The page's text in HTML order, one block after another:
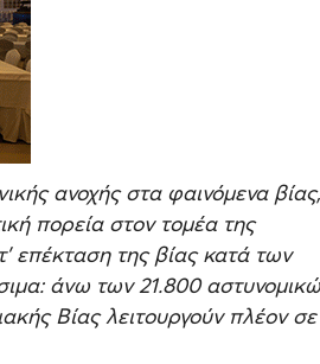
ανοχής στα φαινόμενα βίας,
πορεία στον τομέα της
επέκταση της βίας κατά των
άνω των 21.800
Βίας λειτουργούν πλέον σε